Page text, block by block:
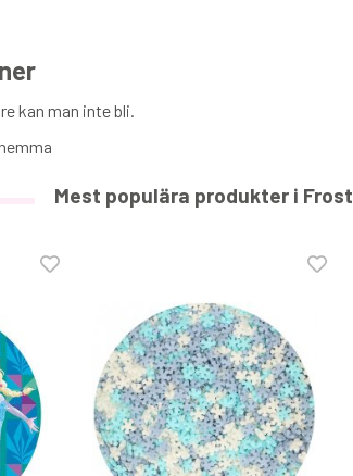
kan man inte bli.
Mest populära produkter i Frost